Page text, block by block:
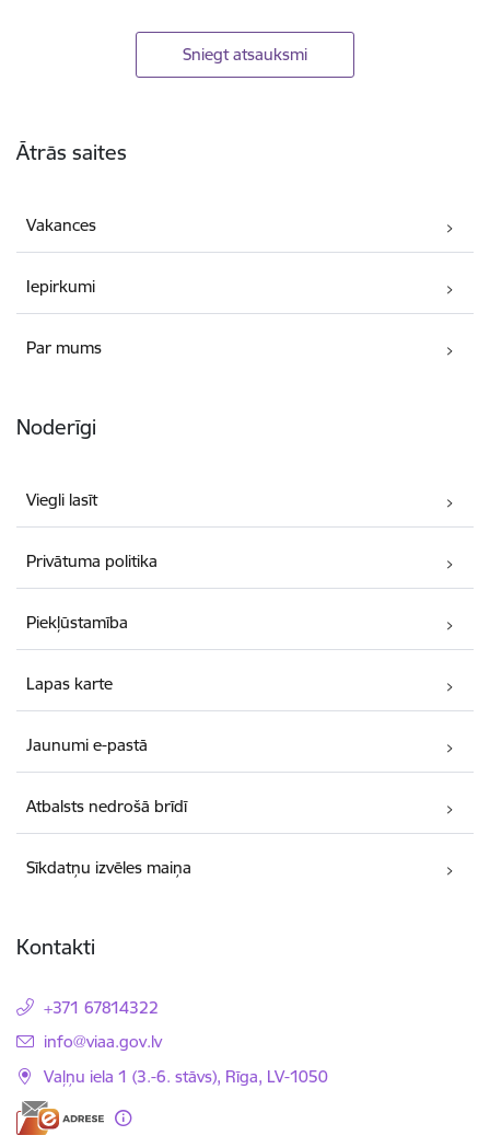
Sniegt atsauksmi
Ātrās saites
Vakances
Iepirkumi
Par mums
Noderīgi
Viegli lasīt
Privātuma politika
Piekļūstamība
Lapas karte
Jaunumi e-pastā
Atbalsts nedrošā brīdī
Sīkdatņu izvēles maiņa
Kontakti
+371 67814322
E-pasts:
info@viaa.gov.lv
Vaļņu iela 1 (3.-6. stāvs), Rīga, LV-1050